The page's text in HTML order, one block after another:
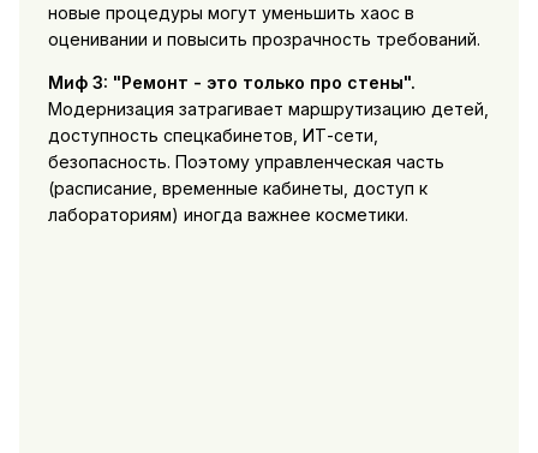
новые процедуры могут уменьшить хаос в
оценивании и повысить прозрачность требований.
Миф 3: "Ремонт - это только про стены".
Модернизация затрагивает маршрутизацию детей,
доступность спецкабинетов, ИТ-сети,
безопасность. Поэтому управленческая часть
(расписание, временные кабинеты, доступ к
лабораториям) иногда важнее косметики.